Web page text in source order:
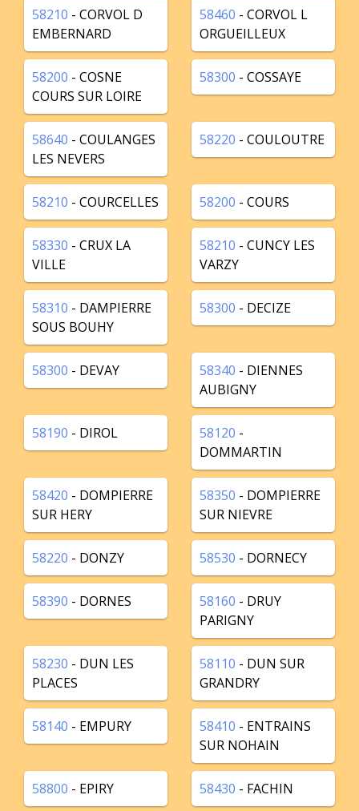
58210 - CORVOL D
EMBERNARD
58460 - CORVOL L
ORGUEILLEUX
58200 - COSNE
COURS SUR LOIRE
58300 - COSSAYE
58640 - COULANGES
LES NEVERS
58220 - COULOUTRE
58210 - COURCELLES 58200 - COURS
58330 - CRUX LA
VILLE
58210 - CUNCY LES
VARZY
58310 - DAMPIERRE
SOUS BOUHY
58300 - DECIZE
58300 - DEVAY 58340 - DIENNES
AUBIGNY
58190 - DIROL 58120 -
DOMMARTIN
58420 - DOMPIERRE
SUR HERY
58350 - DOMPIERRE
SUR NIEVRE
58220 - DONZY 58530 - DORNECY
58390 - DORNES 58160 - DRUY
PARIGNY
58230 - DUN LES
PLACES
58110 - DUN SUR
GRANDRY
58140 - EMPURY 58410 - ENTRAINS
SUR NOHAIN
58800 - EPIRY 58430 - FACHIN